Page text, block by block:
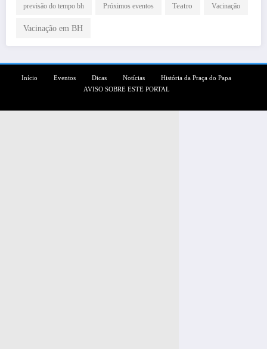
previsão do tempo bh Próximos eventos Teatro Vacinação
Vacinação em BH
Início Eventos Dicas Notícias
História da Praça do Papa
AVISO SOBRE ESTE PORTAL